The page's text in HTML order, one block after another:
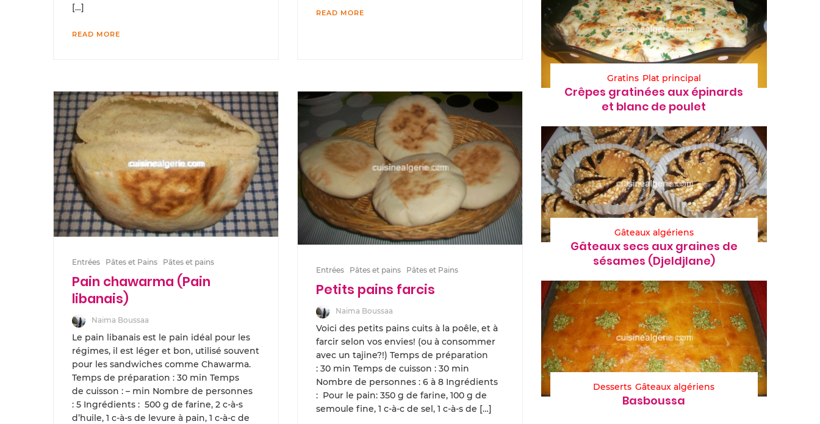
[…]
READ MORE
READ MORE
Entrées Pâtes et Pains Pâtes et pains
Pain chawarma (Pain
libanais)
Naima Boussaa
Le pain libanais est le pain idéal pour les
régimes, il est léger et bon, utilisé souvent
pour les sandwiches comme Chawarma.
Temps de préparation : 30 min Temps
de cuisson : – min Nombre de personnes
: 5 Ingrédients : 500 g de farine, 2 c-à-s
d’huile, 1 c-à-s de levure à pain, 1 c-à-c de
Entrées Pâtes et pains Pâtes et Pains
Petits pains farcis
Naima Boussaa
Voici des petits pains cuits à la poêle, et à
farcir selon vos envies! (ou à consommer
avec un tajine?!) Temps de préparation
: 30 min Temps de cuisson : 30 min
Nombre de personnes : 6 à 8 Ingrédients
: Pour le pain: 350 g de farine, 100 g de
semoule fine, 1 c-à-c de sel, 1 c-à-s de […]
Gratins Plat principal
Crêpes gratinées aux épinards
et blanc de poulet
Gâteaux algériens
Gâteaux secs aux graines de
sésames (Djeldjlane)
Desserts Gâteaux algériens
Basboussa